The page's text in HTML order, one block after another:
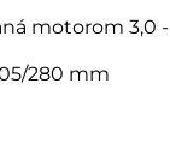
motorom 3,0
280 mm